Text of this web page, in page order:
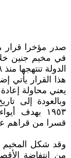
الدولة تنتهجها منذ ١٩٤٨ لسياسة الأرض المحروقة.
يعني محاولة
وبالعودة إلى
١٩٥٣ بهدف
قسرا من قراهم عام
وقد شكل المخيم